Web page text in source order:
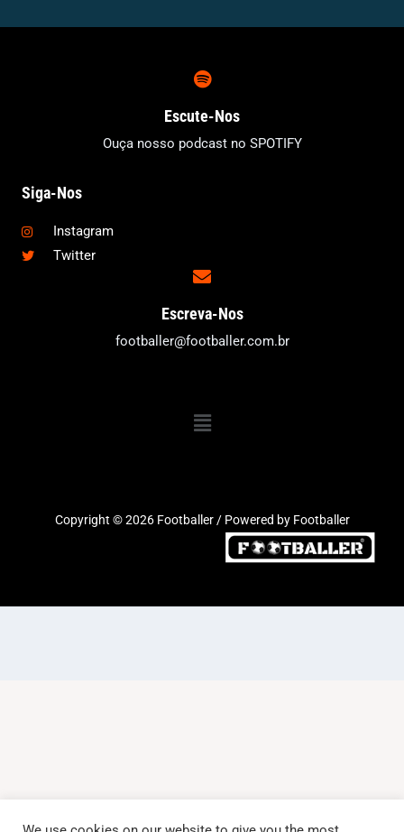
Escute-Nos
Ouça nosso podcast no SPOTIFY
Siga-Nos
Instagram
Twitter
Escreva-Nos
footballer@footballer.com.br
Copyright © 2026 Footballer / Powered by Footballer